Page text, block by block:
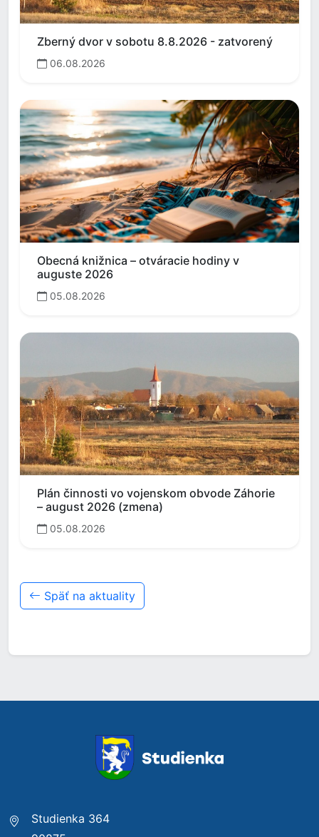
Zberný dvor v sobotu 8.8.2026 - zatvorený
06.08.2026
Obecná knižnica – otváracie hodiny v
auguste 2026
05.08.2026
Plán činnosti vo vojenskom obvode Záhorie
– august 2026 (zmena)
05.08.2026
Späť na aktuality
Studienka 364